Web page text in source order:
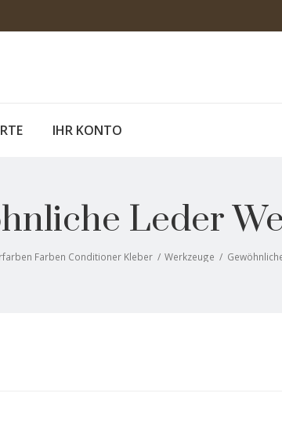
IHR KONTO
Leder
Farben Conditioner Kleber / Werkzeuge /